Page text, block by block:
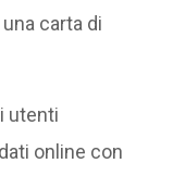
carta di
utenti
online con